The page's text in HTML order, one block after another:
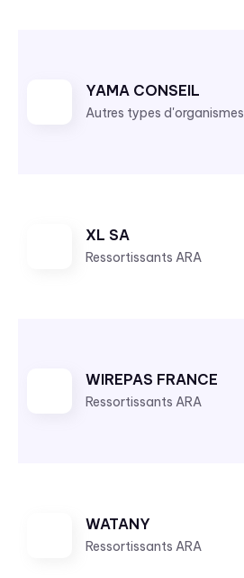
r
d
YAMA CONSEIL
Autres types d'organismes
XL SA
Ressortissants ARA
WIREPAS FRANCE
Ressortissants ARA
WATANY
Ressortissants ARA